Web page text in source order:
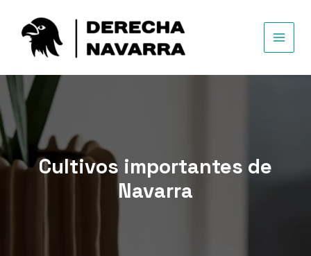
contenido
MAIN
Cultivos importantes de
Navarra